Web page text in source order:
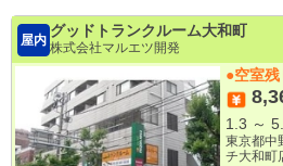
屋内
グッドトランクルーム大和町
株式会社マルエツ開発
●空室
1.3 ～
東京都中
チ大和町